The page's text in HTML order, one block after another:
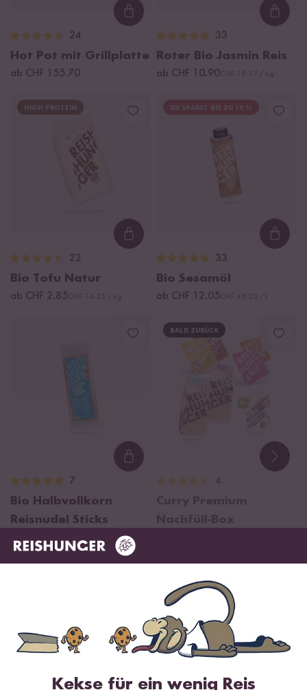
Loading...
24
Hot Pot mit Grillplatte
ab CHF 155.70
33
Roter Bio Jasmin Reis
ab CHF 10.90
HIGH PROTEIN
Loading...
22
Bio Tofu Natur
ab CHF 2.85
DU SPARST BIS ZU 15 %
33
Bio Sesamöl
ab CHF 12.05
Loading...
7
Bio Halbvollkorn
Reisnudel Sticks
CHF 19.67 / kg
BALD ZURÜCK
Kekse für ein wenig Reis